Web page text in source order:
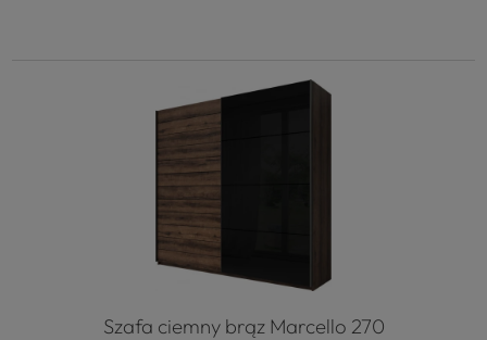
Szafa ciemny brąz Marcello 270